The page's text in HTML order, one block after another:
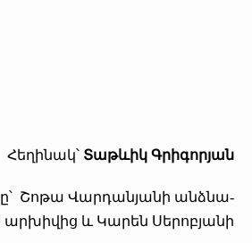
Հե­ղի­նակ՝ ­ Տաթ­ևիկ Գ­րի­գոր­յան
­Շո­թա ­Վար­դան­յա­նի անձ­նա­
ար­խի­վից և ­Կա­րեն ­Սե­րոբ­յա­նի